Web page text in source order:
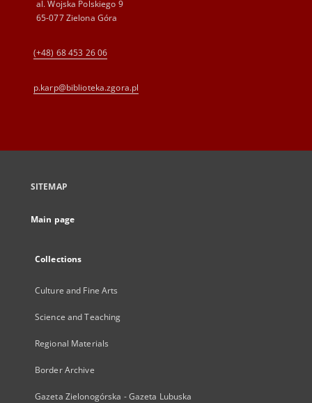
al. Wojska Polskiego 9
65-077 Zielona Góra
(+48) 68 453 26 06
p.karp@biblioteka.zgora.pl
SITEMAP
Main page
Collections
Culture and Fine Arts
Science and Teaching
Regional Materials
Border Archive
Gazeta Zielonogórska - Gazeta Lubuska